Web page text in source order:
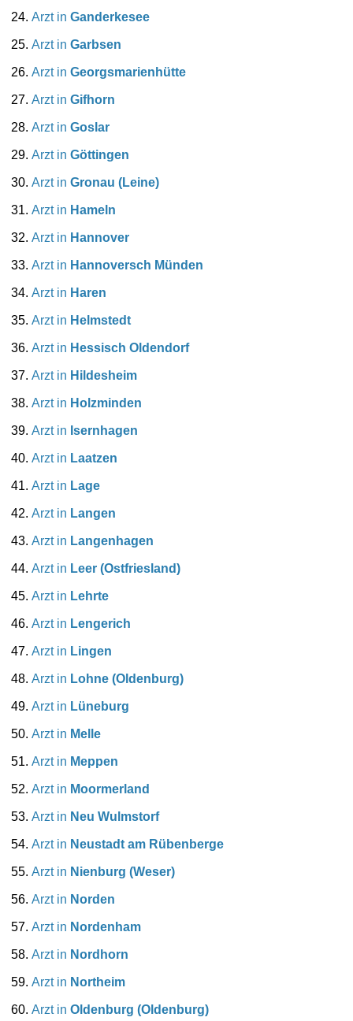
Arzt in Ganderkesee
Arzt in Garbsen
Arzt in Georgsmarienhütte
Arzt in Gifhorn
Arzt in Goslar
Arzt in Göttingen
Arzt in Gronau (Leine)
Arzt in Hameln
Arzt in Hannover
Arzt in Hannoversch Münden
Arzt in Haren
Arzt in Helmstedt
Arzt in Hessisch Oldendorf
Arzt in Hildesheim
Arzt in Holzminden
Arzt in Isernhagen
Arzt in Laatzen
Arzt in Lage
Arzt in Langen
Arzt in Langenhagen
Arzt in Leer (Ostfriesland)
Arzt in Lehrte
Arzt in Lengerich
Arzt in Lingen
Arzt in Lohne (Oldenburg)
Arzt in Lüneburg
Arzt in Melle
Arzt in Meppen
Arzt in Moormerland
Arzt in Neu Wulmstorf
Arzt in Neustadt am Rübenberge
Arzt in Nienburg (Weser)
Arzt in Norden
Arzt in Nordenham
Arzt in Nordhorn
Arzt in Northeim
Arzt in Oldenburg (Oldenburg)